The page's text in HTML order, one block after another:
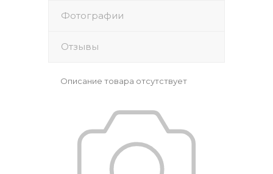
Фотографии
Отзывы
Описание товара отсутствует